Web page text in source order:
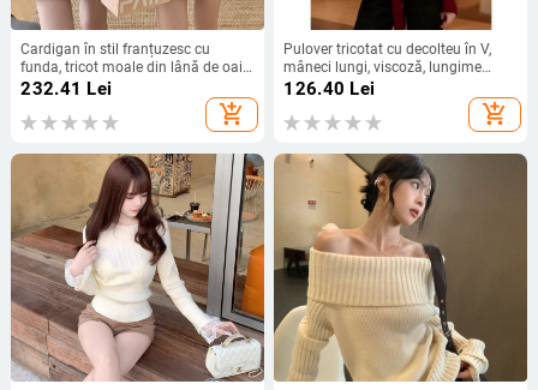
Cardigan în stil franțuzesc cu
funda, tricot moale din lână de oaie,
guler rotund, dantelă decorativă,
232.41 Lei
add_shopping_cart
Pulover tricotat cu decolteu în V,
mâneci lungi, viscoză, lungime
regulată, imprimeu solid
126.40 Lei
add_shopping_cart